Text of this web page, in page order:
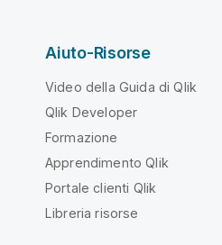
Aiuto-Risorse
Video della Guida di Qlik
Qlik Developer
Formazione
Apprendimento Qlik
Portale clienti Qlik
Libreria risorse